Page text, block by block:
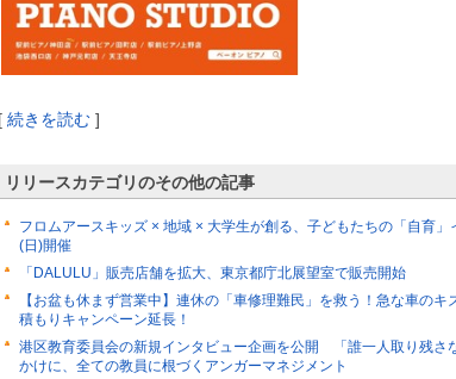
[ 続きを読む ]
リリースカテゴリのその他の記事
フロムアースキッズ × 地域 × 大学生が創る、子どもたちの「自育
(日)開催
「DALULU」販売店舗を拡大、東京都庁北展望室で販売開始
【お盆も休まず営業中】連休の「車修理難民」を救う！急な車の
積もりキャンペーン延長！
港区教育委員会の新規インタビュー企画を公開 「誰一人取り残さ
かけに、全ての教員に根づくアンガーマネジメント